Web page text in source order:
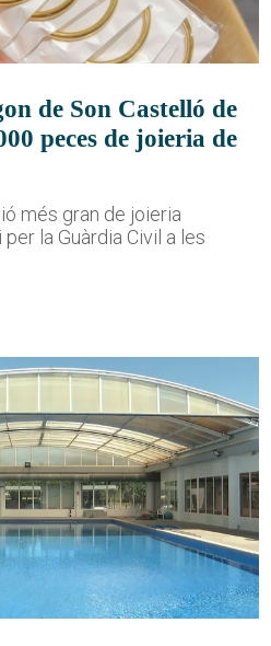
de Son Castelló de
peces de joieria de
més gran de joieria
la Guàrdia Civil a les